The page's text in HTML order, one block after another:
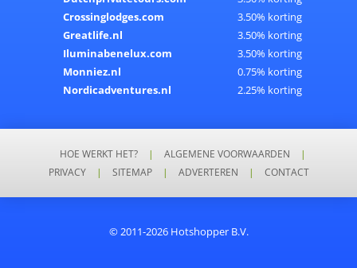
Crossinglodges.com
3.50% korting
Greatlife.nl
3.50% korting
Iluminabenelux.com
3.50% korting
Monniez.nl
0.75% korting
Nordicadventures.nl
2.25% korting
HOE WERKT HET? | ALGEMENE VOORWAARDEN
|
PRIVACY
| SITEMAP | ADVERTEREN | CONTACT
© 2011-2026 Hotshopper B.V.